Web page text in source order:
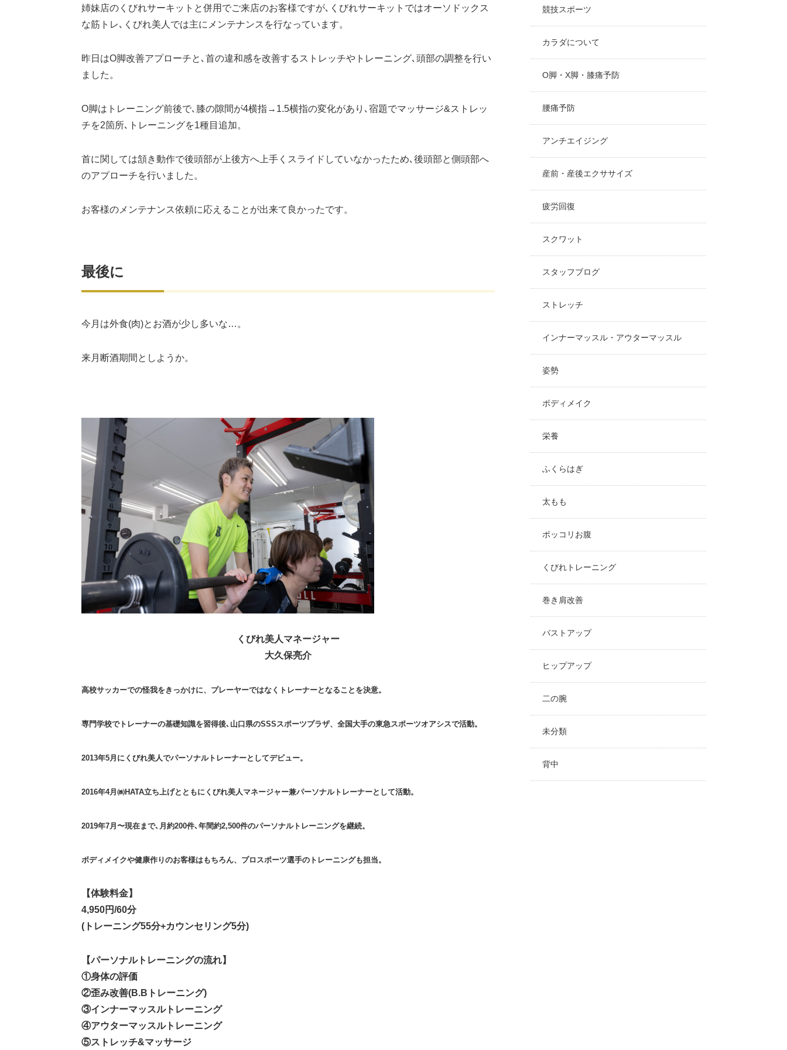
姉妹店のくびれサーキットと併用でご来店のお客様ですが､くびれサーキットではオーソドックス
な筋トレ､くびれ美人では主にメンテナンスを行なっています。
昨日はO脚改善アプローチと､首の違和感を改善するストレッチやトレーニング､頭部の調整を行い
ました。
O脚はトレーニング前後で､膝の隙間が4横指→1.5横指の変化があり､宿題でマッサージ&ストレッ
チを2箇所､トレーニングを1種目追加。
首に関しては頷き動作で後頭部が上後方へ上手くスライドしていなかったため､後頭部と側頭部へ
のアプローチを行いました。
お客様のメンテナンス依頼に応えることが出来て良かったです。
最後に
今月は外食(肉)とお酒が少し多いな…。
来月断酒期間としようか。
くびれ美人マネージャー
大久保亮介
高校サッカーでの怪我をきっかけに、プレーヤーではなくトレーナーとなることを決意。
専門学校でトレーナーの基礎知識を習得後､山口県のSSSスポーツプラザ、全国大手の東急スポーツオアシスで活動。
2013年5月にくびれ美人でパーソナルトレーナーとしてデビュー。
2016年4月㈱HATA立ち上げとともにくびれ美人マネージャー兼パーソナルトレーナーとして活動。
2019年7月〜現在まで､月約200件､年間約2,500件のパーソナルトレーニングを継続。
ボディメイクや健康作りのお客様はもちろん、プロスポーツ選手のトレーニングも担当。
【体験料金】
4,950円/60分
(トレーニング55分+カウンセリング5分)
【パーソナルトレーニングの流れ】
①身体の評価
②歪み改善(B.Bトレーニング)
③インナーマッスルトレーニング
④アウターマッスルトレーニング
⑤ストレッチ&マッサージ
競技スポーツ
カラダについて
O脚・X脚・膝痛予防
腰痛予防
アンチエイジング
産前・産後エクササイズ
疲労回復
スクワット
スタッフブログ
ストレッチ
インナーマッスル・アウターマッスル
姿勢
ボディメイク
栄養
ふくらはぎ
太もも
ポッコリお腹
くびれトレーニング
巻き肩改善
バストアップ
ヒップアップ
二の腕
未分類
背中